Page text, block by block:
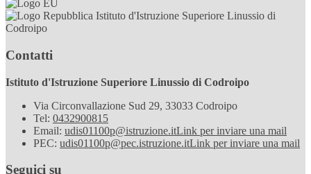
Istituto d'Istruzione Superiore Linussio di
Codroipo
Contatti
Istituto d'Istruzione Superiore Linussio di Codroipo
Via Circonvallazione Sud 29, 33033 Codroipo
Tel: 0432900815
Email: udis01100p@istruzione.itLink per inviare una mail
PEC: udis01100p@pec.istruzione.itLink per inviare una mail
Seguici su